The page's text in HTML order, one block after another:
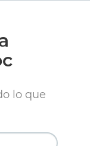
lo que